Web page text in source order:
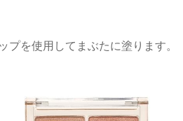
プを使用してまぶたに塗ります。